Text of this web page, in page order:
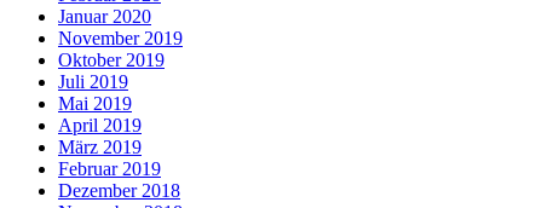
Januar 2020
November 2019
Oktober 2019
Juli 2019
Mai 2019
April 2019
März 2019
Februar 2019
Dezember 2018